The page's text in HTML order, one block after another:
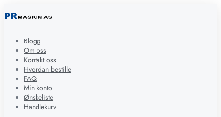
Blogg
Om oss
Kontakt oss
Hvordan bestille
FAQ
Min konto
Ønskeliste
Handlekurv